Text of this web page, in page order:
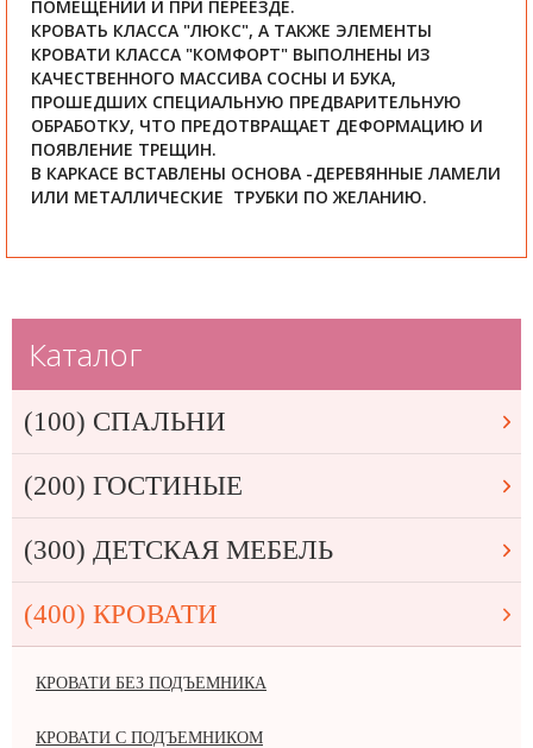
ПОМЕЩЕНИИ И ПРИ ПЕРЕЕЗДЕ.
КРОВАТЬ КЛАССА "ЛЮКС", А ТАКЖЕ ЭЛЕМЕНТЫ
КРОВАТИ КЛАССА "КОМФОРТ" ВЫПОЛНЕНЫ ИЗ
КАЧЕСТВЕННОГО МАССИВА СОСНЫ И БУКА,
ПРОШЕДШИХ СПЕЦИАЛЬНУЮ ПРЕДВАРИТЕЛЬНУЮ
ОБРАБОТКУ, ЧТО ПРЕДОТВРАЩАЕТ ДЕФОРМАЦИЮ И
ПОЯВЛЕНИЕ ТРЕЩИН.
В КАРКАСЕ ВСТАВЛЕНЫ ОСНОВА -ДЕРЕВЯННЫЕ ЛАМЕЛИ
ИЛИ МЕТАЛЛИЧЕСКИЕ ТРУБКИ ПО ЖЕЛАНИЮ.
Каталог
(100) СПАЛЬНИ
(200) ГОСТИНЫЕ
(300) ДЕТСКАЯ МЕБЕЛЬ
(400) КРОВАТИ
КРОВАТИ БЕЗ ПОДЪЕМНИКА
КРОВАТИ С ПОДЪЕМНИКОМ